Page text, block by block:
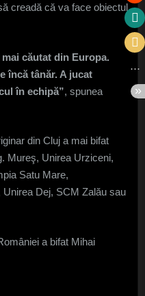
creadă că va face obiectul
căutat din Europa.
încă tânăr. A jucat
în echipă”, spunea
din Cluj a mai bifat
Mureş, Unirea Urziceni,
Satu Mare,
Dej, SCM Zalău sau
a bifat Mihai